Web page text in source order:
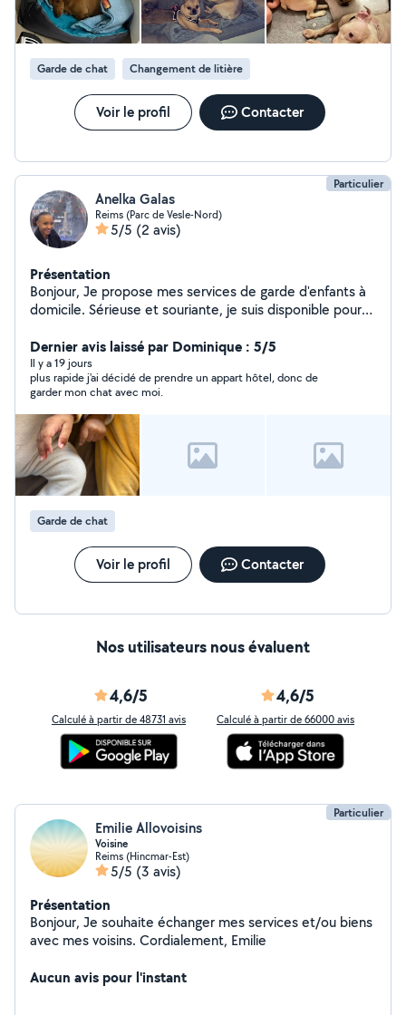
Garde de chat Changement de litière
Voir le profil Contacter
Particulier
Anelka Galas
Reims (Parc de Vesle-Nord)
5/5 (2 avis)
Présentation
Bonjour, Je propose mes services de garde d'enfants à
domicile. Sérieuse et souriante, je suis disponible pour
Auxiliaire de puériculture N'hésitez pas à me contacter
Dernier avis laissé par Dominique : 5/5
Il y a 19 jours
plus rapide j'ai décidé de prendre un appart hôtel, donc de
garder mon chat avec moi.
Garde de chat
Voir le profil Contacter
Nos utilisateurs nous évaluent
4,6/5
Calculé à partir de 48731 avis
4,6/5
Calculé à partir de 66000 avis
Particulier
Emilie Allovoisins
Voisine
Reims (Hincmar-Est)
5/5 (3 avis)
Présentation
Bonjour, Je souhaite échanger mes services et/ou biens
avec mes voisins. Cordialement, Emilie
Aucun avis pour l'instant